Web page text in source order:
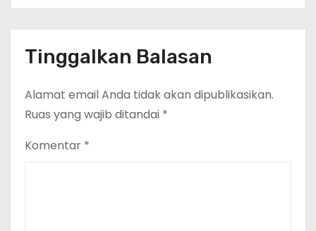
Tinggalkan Balasan
Alamat email Anda tidak akan dipublikasikan.
Ruas yang wajib ditandai *
Komentar *